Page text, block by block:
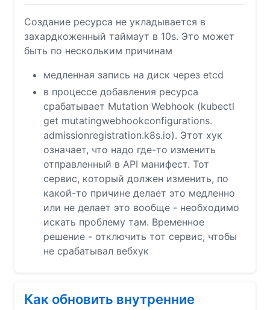
Создание ресурса не укладывается в
захардкоженный таймаут в 10s. Это может
быть по нескольким причинам
медленная запись на диск через etcd
в процессе добавления ресурса
срабатывает Mutation Webhook (kubectl
get mutatingwebhookconfigurations.
admissionregistration.k8s.io). Этот хук
означает, что надо где-то изменить
отправленный в API манифест. Тот
сервис, который должен изменить, по
какой-то причине делает это медленно
или не делает это вообще - необходимо
искать проблему там. Временное
решение - отключить тот сервис, чтобы
не срабатывал вебхук
Как обновить внутренние